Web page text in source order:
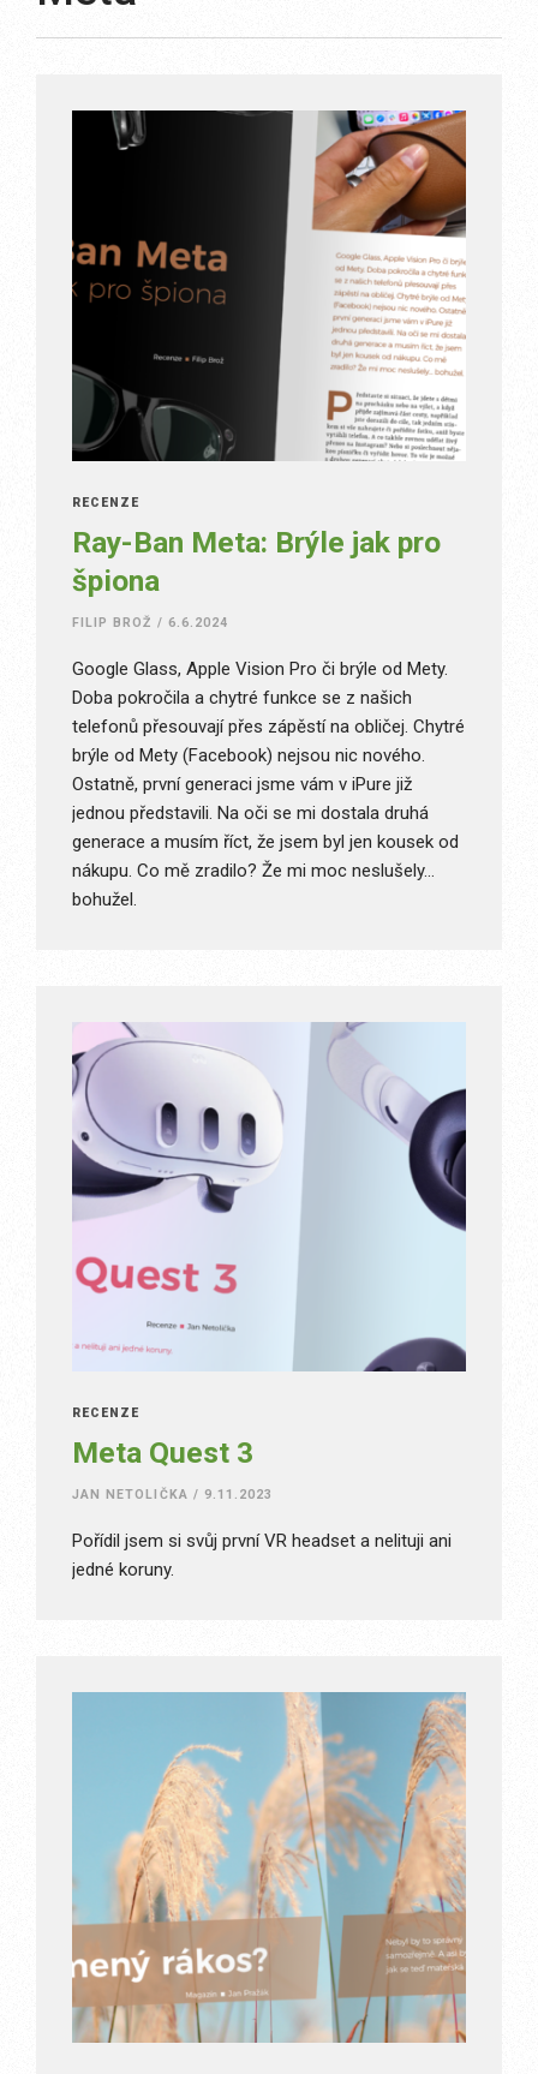
RECENZE
Ray-Ban Meta: Brýle jak pro
špiona
FILIP BROŽ / 6.6.2024
Google Glass, Apple Vision Pro či brýle od Mety.
Doba pokročila a chytré funkce se z našich
telefonů přesouvají přes zápěstí na obličej. Chytré
brýle od Mety (Facebook) nejsou nic nového.
Ostatně, první generaci jsme vám v iPure již
jednou představili. Na oči se mi dostala druhá
generace a musím říct, že jsem byl jen kousek od
nákupu. Co mě zradilo? Že mi moc neslušely…
bohužel.
RECENZE
Meta Quest 3
JAN NETOLIČKA / 9.11.2023
Pořídil jsem si svůj první VR headset a nelituji ani
jedné koruny.